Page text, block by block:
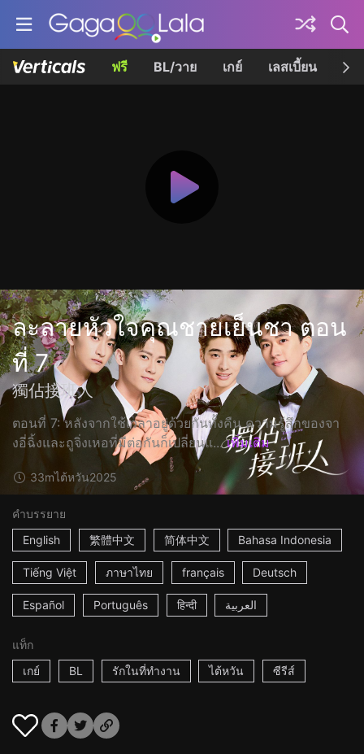
ฟรี BL/วาย เกย์ เลสเบี้ยน เค
ละลายหัวใจคุณชายเย็นชา ตอน
ที่ 7
獨佔接班人
ตอนที่ 7: หลังจากใช้เวลาอยู่ด้วยกันทั้งคืน ความรู้สึกของจา
งอี่ฉิ้งและถูจิ่งเหอที่มีต่อกันก็เปลี่ยนแ... เพิ่มเติม
33mไต้หวัน2025
คำบรรยาย
English
繁體中文 简体中文 Bahasa Indonesia
Tiếng Việt ภาษาไทย français Deutsch
Español Português हिन्दी العربية
แท็ก
เกย์
BL รักในที่ทำงาน ไต้หวัน ซีรีส์